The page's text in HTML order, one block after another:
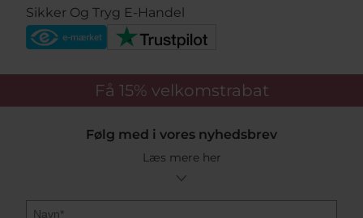
Sikker Og Tryg E-Handel
Få 15% velkomstrabat
Følg med i vores nyhedsbrev
Læs mere her